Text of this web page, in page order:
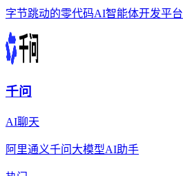
字节跳动的零代码AI智能体开发平台
千问
AI聊天
阿里通义千问大模型AI助手